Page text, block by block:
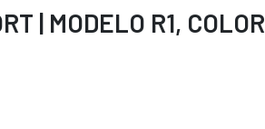
| MODELO R1, COLOR